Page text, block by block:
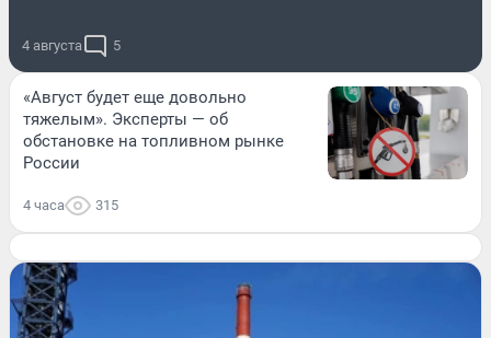
4 августа 5
«Август будет еще довольно
тяжелым». Эксперты — об
обстановке на топливном рынке
России
4 часа 315